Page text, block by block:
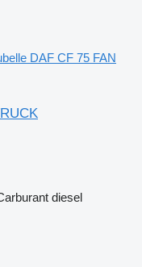
DAF CF 75 FAN
diesel